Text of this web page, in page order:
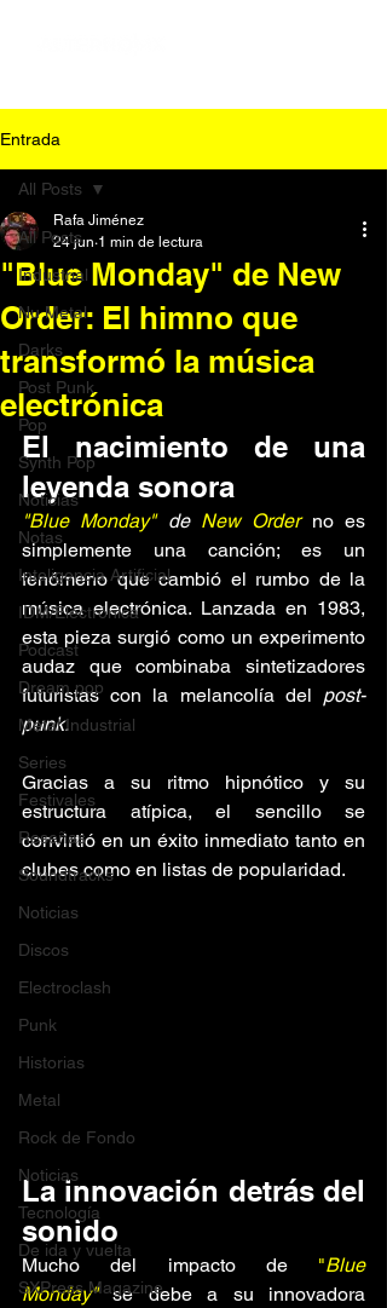
Entrada
All Posts
Industrial
Nu Metal
Darks
Post Punk
Pop
Synth Pop
Noticias
Notas
Inteligencia Artificial
IDM/Electrónica
Podcast
Dream pop
Metal Industrial
Series
Festivales
Reseñas
Soundtracks
Noticias
Discos
Electroclash
Punk
Historias
Metal
Rock de Fondo
Noticias
Tecnología
De ida y vuelta
SXPress Magazine
All Posts
"Blue Monday" de New
Order: El himno que
transformó la música
electrónica
Rafa Jiménez
24 jun 1 min de lectura
El nacimiento de una
leyenda sonora
"Blue Monday" de New Order no es
simplemente una canción; es un
fenómeno que cambió el rumbo de la
música electrónica. Lanzada en 1983,
esta pieza surgió como un experimento
audaz que combinaba sintetizadores
futuristas con la melancolía del post-
punk.
Gracias a su ritmo hipnótico y su
estructura atípica, el sencillo se
convirtió en un éxito inmediato tanto en
clubes como en listas de popularidad.
La innovación detrás del
sonido
Mucho del impacto de "Blue
Monday" se debe a su innovadora